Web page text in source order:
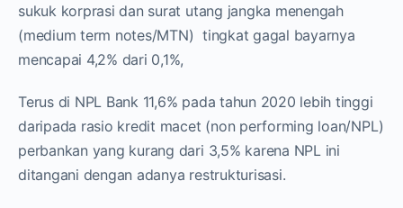
sukuk korprasi dan surat utang jangka menengah
(medium term notes/MTN) tingkat gagal bayarnya
mencapai 4,2% dari 0,1%,
Terus di NPL Bank 11,6% pada tahun 2020 lebih tinggi
daripada rasio kredit macet (non performing loan/NPL)
perbankan yang kurang dari 3,5% karena NPL ini
ditangani dengan adanya restrukturisasi.